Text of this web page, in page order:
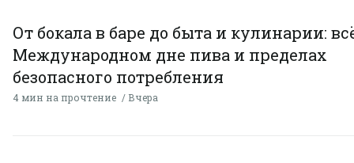
От бокала в баре до быта и кулинарии:
Международном дне пива и пределах
безопасного потребления
4 мин на прочтение Вчера